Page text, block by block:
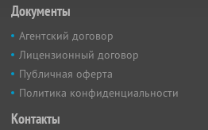
Документы
Агентский договор
Лицензионный договор
Публичная оферта
Политика конфиденциальности
Контакты